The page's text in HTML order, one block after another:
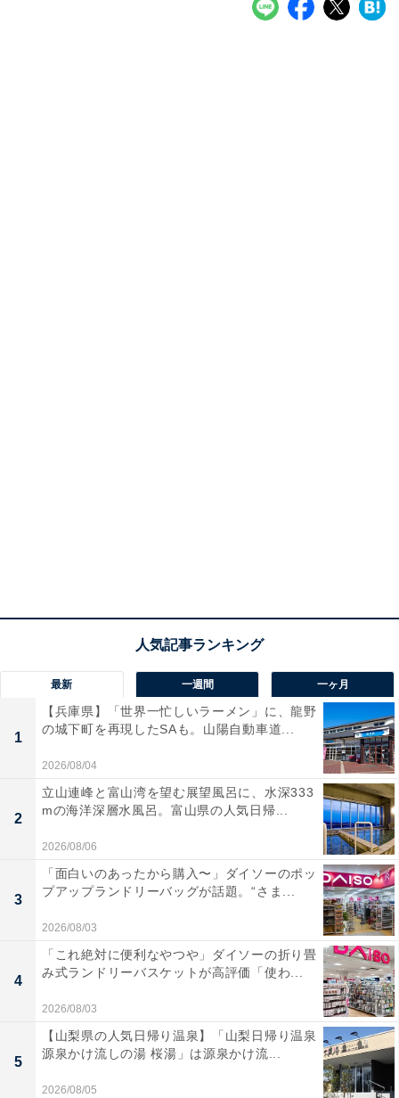
最新 一週間 一ヶ月
1
【兵庫県】「世界一忙しいラーメン」に、龍野
の城下町を再現したSAも。山陽自動車道...
2026/08/04
2
立山連峰と富山湾を望む展望風呂に、水深333
mの海洋深層水風呂。富山県の人気日帰...
2026/08/06
3
「面白いのあったから購入〜」ダイソーのポッ
プアップランドリーバッグが話題。“さま...
2026/08/03
4
「これ絶対に便利なやつや」ダイソーの折り畳
み式ランドリーバスケットが高評価「使わ...
2026/08/03
5
【山梨県の人気日帰り温泉】「山梨日帰り温泉
源泉かけ流しの湯 桜湯」は源泉かけ流...
2026/08/05